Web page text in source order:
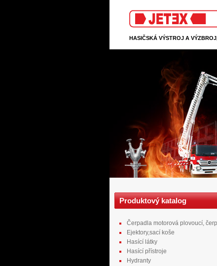
Jetex
HASIČSKÁ VÝSTROJ A
Produktový katalog
Čerpadla motorová plovoucí,
Ejektory,sací koše
Hasící látky
Hasící přístroje
Hydranty